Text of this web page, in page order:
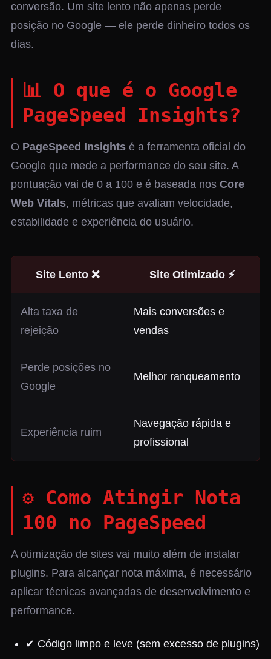
conversão. Um site lento não apenas perde
posição no Google — ele perde dinheiro todos os
dias.
📊 O que é o Google
PageSpeed Insights?
O PageSpeed Insightsé a ferramenta oficial do
Google que mede a performance do seu site. A
pontuação vai de 0 a 100 e é baseada nos Core
Web Vitals, métricas que avaliam velocidade,
estabilidade e experiência do usuário.
Site Lento ❌ Site Otimizado ⚡
Alta taxa de
rejeição
Mais conversões e
vendas
Perde posições no
Google
Melhor ranqueamento
Experiência ruim
Navegação rápida e
profissional
⚙️ Como Atingir Nota
100 no PageSpeed
A otimização de sites vai muito além de instalar
plugins. Para alcançar nota máxima, é necessário
aplicar técnicas avançadas de desenvolvimento e
performance.
✔ Código limpo e leve (sem excesso de plugins)